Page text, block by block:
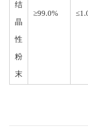
结
晶
性
粉
末
≥99.0%